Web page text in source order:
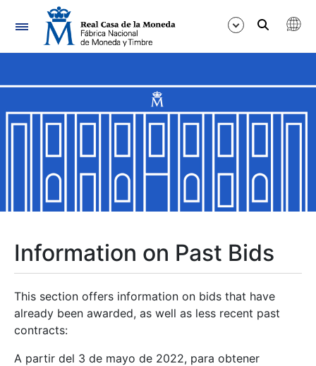
Navigation
Show/Hide
Show/Hide
Show/Hide
Show/Hide
Information on Past Bids
This section offers information on bids that have
already been awarded, as well as less recent past
contracts:
A partir del 3 de mayo de 2022, para obtener